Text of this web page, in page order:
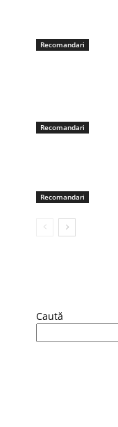
Recomandari
Recomandari
Recomandari
Caută